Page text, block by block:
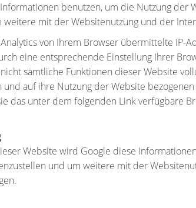
benutzen, um die Nutzung
weitere mit der Websitenutzung und der
von Ihrem Browser übermittelte
eine entsprechende Einstellung Ihrer
sämtliche Funktionen dieser Website
auf ihre Nutzung der Website
das unter dem folgenden Link verfügbare
Website wird Google diese
und um weitere mit der